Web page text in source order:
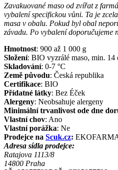
Zavakuované maso od zvířat z
vybalení specifickou vůni. Ta je
masa v obalu. Pokud byl obal
závadu. Po vybalení doporučujeme
Hmotnost: 900 až 1 000 g
Složení: BIO vyzrálé maso, min. 14
Skladování: 0-7 °C
Země původu: Česká republika
Certifikace: BIO
Přídatné látky: Bez Éček
Alergeny: Neobsahuje alergeny
Minimální trvanlivost ode dne
Vlastní chov: Ano
Vlastní porážka: Ne
Prodejce na Scuk.cz:
Adresa sídla prodejce:
Ratajova 1113/8
14800 Praha